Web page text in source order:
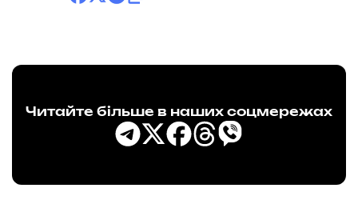
Читайте більше в наших соцмережах